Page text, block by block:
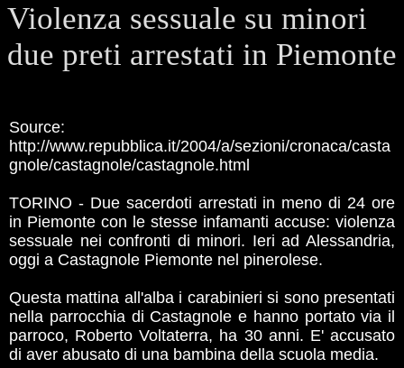
Violenza sessuale su minori
due preti arrestati in Piemonte
Source:
http://www.repubblica.it/2004/a/sezioni/cronaca/casta
gnole/castagnole/castagnole.html
TORINO - Due sacerdoti arrestati in meno di 24 ore
in Piemonte con le stesse infamanti accuse: violenza
sessuale nei confronti di minori. Ieri ad Alessandria,
oggi a Castagnole Piemonte nel pinerolese.
Questa mattina all'alba i carabinieri si sono presentati
nella parrocchia di Castagnole e hanno portato via il
parroco, Roberto Voltaterra, ha 30 anni. E' accusato
di aver abusato di una bambina della scuola media.